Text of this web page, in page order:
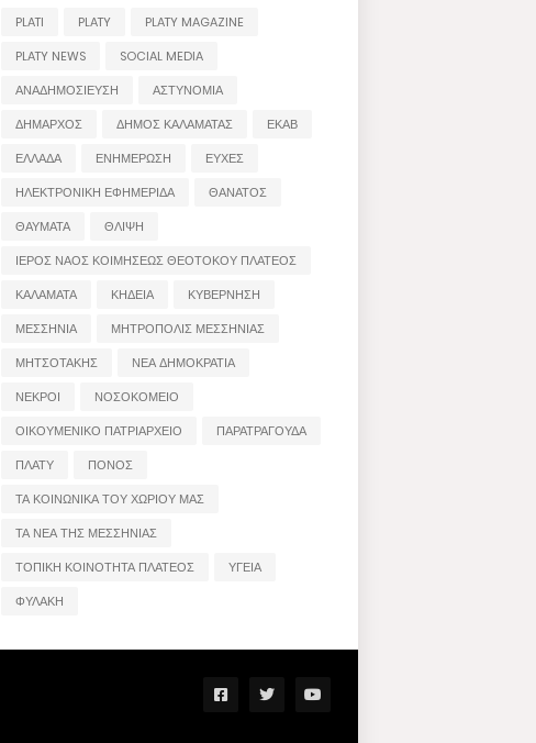
PLATI PLATY
PLATY MAGAZINE
PLATY NEWS
SOCIAL MEDIA
ΑΝΑΔΗΜΟΣΙΕΥΣΗ
ΑΣΤΥΝΟΜΙΑ
ΔΗΜΑΡΧΟΣ
ΔΗΜΟΣ ΚΑΛΑΜΑΤΑΣ
ΕΚΑΒ
ΕΛΛΑΔΑ
ΕΝΗΜΕΡΩΣΗ
ΕΥΧΕΣ
ΗΛΕΚΤΡΟΝΙΚΗ ΕΦΗΜΕΡΙΔΑ
ΘΑΝΑΤΟΣ
ΘΑΥΜΑΤΑ
ΘΛΙΨΗ
ΙΕΡΟΣ ΝΑΟΣ ΚΟΙΜΗΣΕΩΣ ΘΕΟΤΟΚΟΥ ΠΛΑΤΕΟΣ
ΚΑΛΑΜΑΤΑ
ΚΗΔΕΙΑ
ΚΥΒΕΡΝΗΣΗ
ΜΕΣΣΗΝΙΑ
ΜΗΤΡΟΠΟΛΙΣ ΜΕΣΣΗΝΙΑΣ
ΜΗΤΣΟΤΑΚΗΣ
ΝΕΑ ΔΗΜΟΚΡΑΤΙΑ
ΝΕΚΡΟΙ
ΝΟΣΟΚΟΜΕΙΟ
ΟΙΚΟΥΜΕΝΙΚΟ ΠΑΤΡΙΑΡΧΕΙΟ
ΠΑΡΑΤΡΑΓΟΥΔΑ
ΠΛΑΤΥ
ΠΟΝΟΣ
ΤΑ ΚΟΙΝΩΝΙΚΑ ΤΟΥ ΧΩΡΙΟΥ ΜΑΣ
ΤΑ ΝΕΑ ΤΗΣ ΜΕΣΣΗΝΙΑΣ
ΤΟΠΙΚΗ ΚΟΙΝΟΤΗΤΑ ΠΛΑΤΕΟΣ
ΥΓΕΙΑ
ΦΥΛΑΚΗ